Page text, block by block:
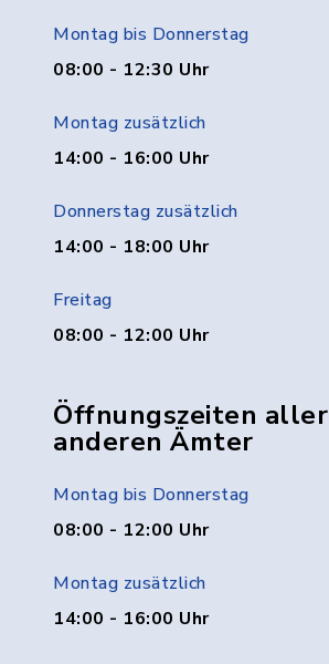
Montag bis Donnerstag
08:00 - 12:30 Uhr
Montag zusätzlich
14:00 - 16:00 Uhr
Donnerstag zusätzlich
14:00 - 18:00 Uhr
Freitag
08:00 - 12:00 Uhr
Öffnungszeiten aller
anderen Ämter
Montag bis Donnerstag
08:00 - 12:00 Uhr
Montag zusätzlich
14:00 - 16:00 Uhr